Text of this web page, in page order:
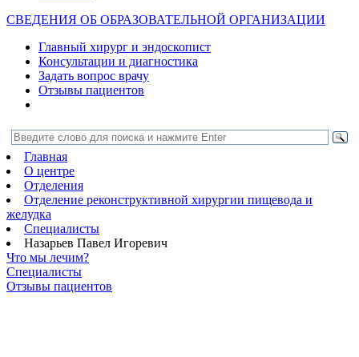
СВЕДЕНИЯ ОБ ОБРАЗОВАТЕЛЬНОЙ ОРГАНИЗАЦИИ
Главный хирург и эндоскопист
Консультации и диагностика
Задать вопрос врачу
Отзывы пациентов
Главная
О центре
Отделения
Отделение реконструктивной хирургии пищевода и
желудка
Специалисты
Назарьев Павел Игоревич
Что мы лечим?
Специалисты
Отзывы пациентов